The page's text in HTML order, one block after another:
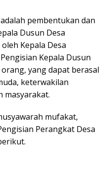
pembentukan dan
Dusun Desa
Kepala Desa
Kepala Dusun
yang dapat berasal
keterwakilan
masyarakat.
mufakat,
Perangkat Desa